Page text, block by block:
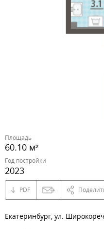
Площадь
60.10 м²
Год постройки
2023
PDF
Екатеринбург, ул.